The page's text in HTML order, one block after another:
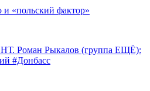
и «польский фактор»
Роман Рыкалов (группа ЕЩЁ):
#Донбасс